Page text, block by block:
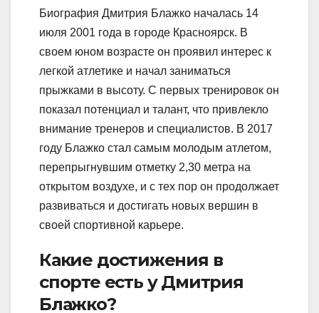
Биография Дмитрия Блажко началась 14
июля 2001 года в городе Красноярск. В
своем юном возрасте он проявил интерес к
легкой атлетике и начал заниматься
прыжками в высоту. С первых тренировок он
показал потенциал и талант, что привлекло
внимание тренеров и специалистов. В 2017
году Блажко стал самым молодым атлетом,
перепрыгнувшим отметку 2,30 метра на
открытом воздухе, и с тех пор он продолжает
развиваться и достигать новых вершин в
своей спортивной карьере.
Какие достижения в
спорте есть у Дмитрия
Блажко?